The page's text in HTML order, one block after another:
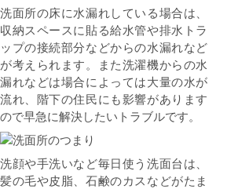
洗面所の床に水漏れしている場合は、
収納スペースに貼る給水管や排水トラ
ップの接続部分などからの水漏れなど
が考えられます。また洗濯機からの水
漏れなどは場合によっては大量の水が
流れ、階下の住民にも影響があります
ので早急に解決したいトラブルです。
洗顔や手洗いなど毎日使う洗面台は、
髪の毛や皮脂、石鹸のカスなどがたま